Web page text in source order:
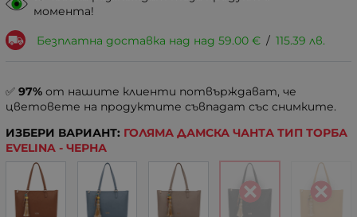
момента!
Безплатна доставка над над 59.00 € / 115.39 лв.
✅ 97% от нашите клиенти потвърждават, че
цветовете на продуктите съвпадат със снимките.
ИЗБЕРИ ВАРИАНТ: ГОЛЯМА ДАМСКА ЧАНТА ТИП ТОРБА
EVELINA - ЧЕРНА